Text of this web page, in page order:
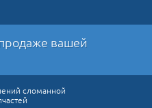
вашей
сломанной